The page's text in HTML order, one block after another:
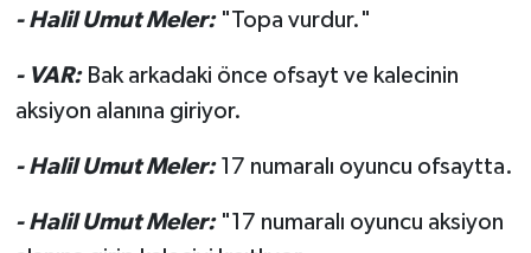
- Halil Umut Meler: "Topa vurdur."
- VAR: Bak arkadaki önce ofsayt ve kalecinin
aksiyon alanına giriyor.
- Halil Umut Meler: 17 numaralı oyuncu ofsaytta.
- Halil Umut Meler: "17 numaralı oyuncu aksiyon